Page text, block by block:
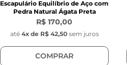
Escapulário Equilíbrio de Aço com
Pedra Natural Ágata Preta
R$ 170,00
até 4x de R$ 42,50 sem juros
COMPRAR